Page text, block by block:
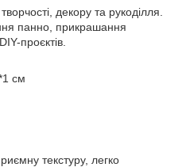
декору та рукоділля.
панно, прикрашання
проєктів.
см
текстуру, легко